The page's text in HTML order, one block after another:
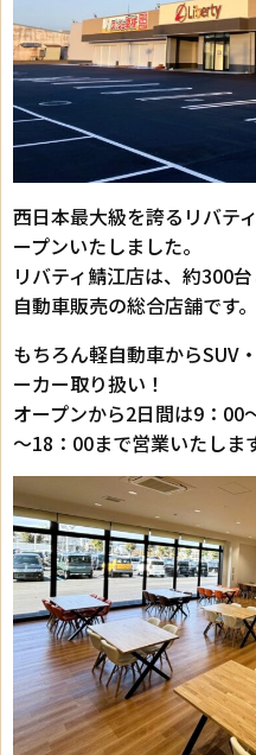
西日本最大級を誇るリバテ
ープンいたしました。
リバティ鯖江店は、約300
自動車販売の総合店舗です。
もちろん軽自動車からSUV
ーカー取り扱い！
オープンから2日間は9：00
～18：00まで営業いたします